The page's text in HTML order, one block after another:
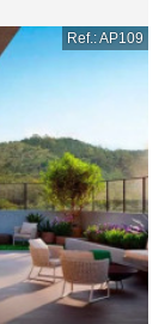
Ref.: AP109